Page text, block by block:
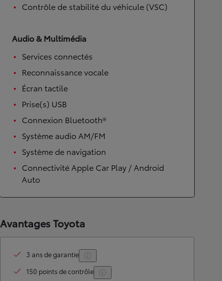
Contrôle de stabilité du véhicule (VSC)
Audio & Multimédia
Services connectés
Reconnaissance vocale
Écran tactile
Prise(s) USB
Connexion Bluetooth®
Système audio AM/FM
Système de navigation
Connectivité Apple Car Play / Android
Auto
Avantages Toyota
3 ans de garantie
150 points de contrôle